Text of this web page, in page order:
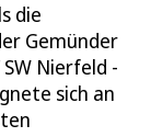
die
Gemünder
Nierfeld -
sich an